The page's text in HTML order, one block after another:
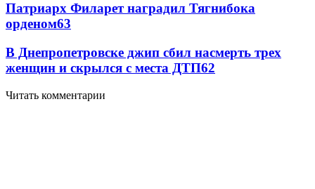
Патриарх Филарет наградил Тягнибока
орденом63
В Днепропетровске джип сбил насмерть трех
женщин и скрылся с места ДТП62
Читать комментарии